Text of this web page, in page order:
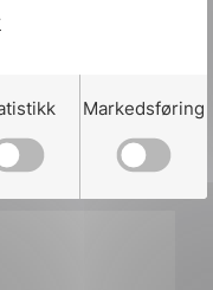
Markedsføring